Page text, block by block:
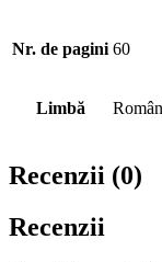
Nr. de pagini 60
Limbă
Recenzii (0)
Recenzii